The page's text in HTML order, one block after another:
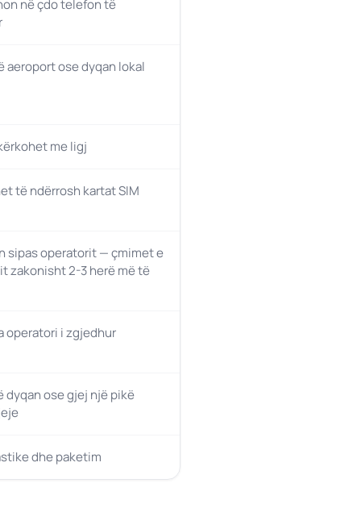
në çdo telefon të
aeroport ose dyqan lokal
me ligj
të ndërrosh kartat SIM
sipas operatorit — çmimet e
zakonisht 2-3 herë më të
operatori i zgjedhur
dyqan ose gjej një pikë
dhe paketim